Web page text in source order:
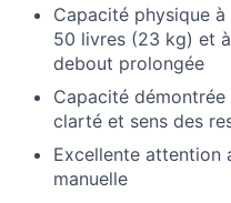
Capacité physique
50 livres (23 kg) et
debout prolongée
Capacité
clarté et sens des
Excellente attention
manuelle